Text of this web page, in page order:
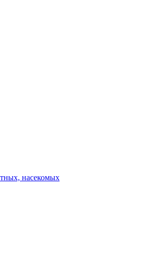
насекомых